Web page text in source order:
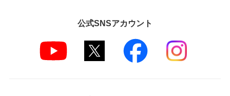
公式SNSアカウント